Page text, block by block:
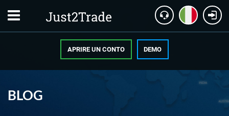
APRIRE UN CONTO DEMO
BLOG